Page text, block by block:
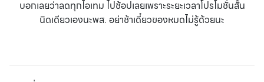
บอกเลยว่าลดทุกไอเทม ไปช้อปเลยเพราะระยะเวลาโปรโมชั่นสั้น
นิดเดียวเองนะพส. อย่าช้าเดี๋ยวของหมดไม่รู้ด้วยนะ